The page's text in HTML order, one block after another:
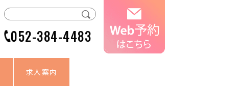
052-384-4483
求人案内